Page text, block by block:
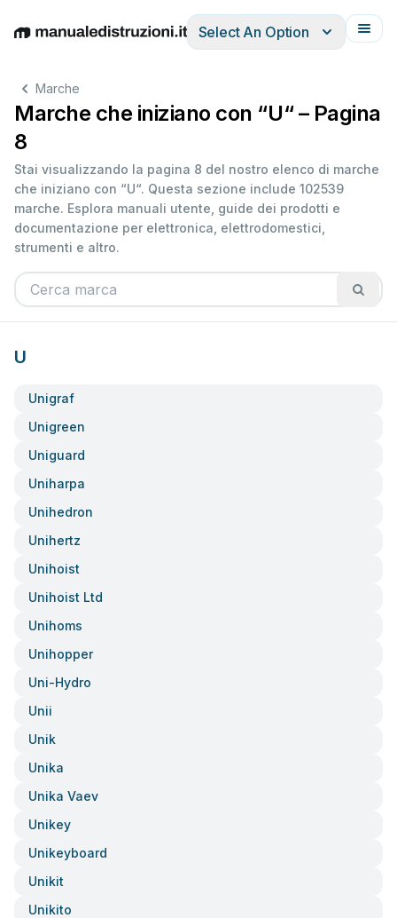
EnglishDeutschEspañolItalianoFrançais
Select An Option
Marche
Marche che iniziano con “U“ – Pagina
8
Stai visualizzando la pagina 8 del nostro elenco di marche
che iniziano con “U“. Questa sezione include 102539
marche. Esplora manuali utente, guide dei prodotti e
documentazione per elettronica, elettrodomestici,
strumenti e altro.
U
Unigraf
Unigreen
Uniguard
Uniharpa
Unihedron
Unihertz
Unihoist
Unihoist Ltd
Unihoms
Unihopper
Uni-Hydro
Unii
Unik
Unika
Unika Vaev
Unikey
Unikeyboard
Unikit
Unikito